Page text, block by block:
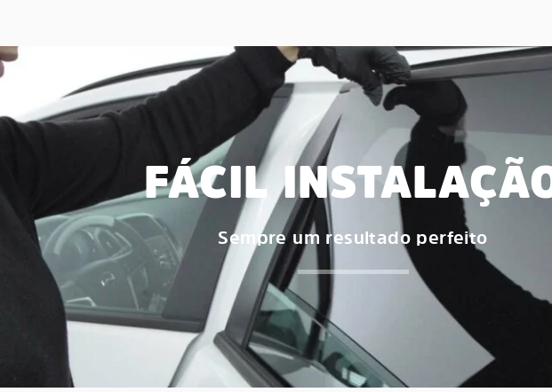
FÁCIL
Sempre um resultado perfeito